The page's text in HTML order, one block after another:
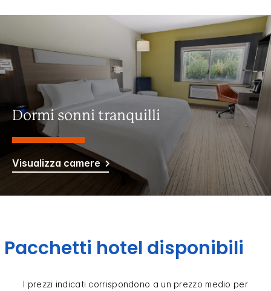
Dormi sonni tranquilli
Visualizza camere
Pacchetti hotel disponibili
I prezzi indicati corrispondono a un prezzo medio per